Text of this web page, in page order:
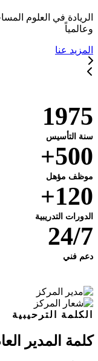
الريادة في العلوم
وعالمياً
المزيد عنا
1975
سنة التأسيس
500+
موظف مؤهل
120+
الدورات التدريبية
24/7
دعم فني
الكلمة الترحيبية
كلمة المدير